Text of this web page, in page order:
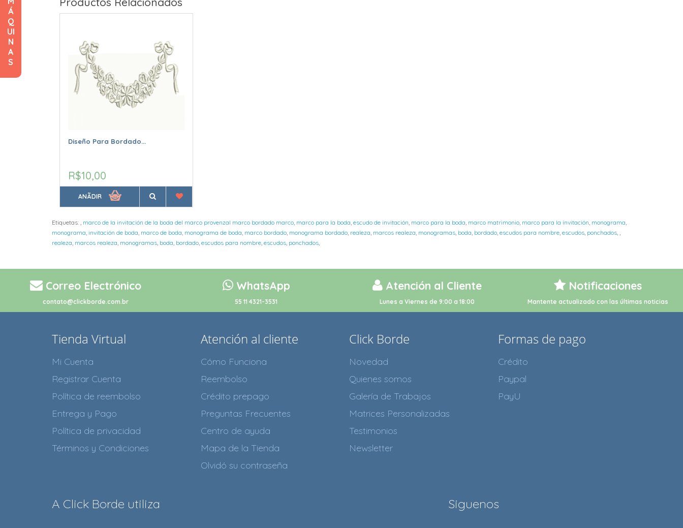
Á
Q
UI
N
A
S
Diseño Para Bordado...
R$10,00
ANÃDIR
Etiquetas: , marco de la invitación de la boda del marco provenzal marco bordado marco, marco para la boda, escudo de invitación, marco para la boda, marco matrimonio, marco para la invitación, monograma,
monograma, invitación de boda, marco de boda, monograma de boda, marco bordado, monograma bordado, realeza, marcos realeza, monogramas, boda, bordado, escudos para nombre, escudos, ponchados, ,
realeza, marcos realeza, monogramas, boda, bordado, escudos para nombre, escudos, ponchados,
Correo Electrónico
contato@clickborde.com.br
WhatsApp
55 11 4321-3531
Atención al Cliente
Lunes a Viernes de 9:00 a 18:00
Notificaciones
Mantente actualizado con las últimas noticias
Tienda Virtual
Mi Cuenta
Registrar Cuenta
Política de reembolso
Entrega y Pago
Política de privacidad
Términos y Condiciones
Atención al cliente
Cómo Funciona
Reembolso
Crédito prepago
Preguntas Frecuentes
Centro de ayuda
Mapa de la Tienda
Olvidó su contraseña
Click Borde
Novedad
Quienes somos
Galería de Trabajos
Matrices Personalizadas
Testimonios
Newsletter
Formas de pago
Crédito
Paypal
PayU
A Click Borde utiliza Siguenos